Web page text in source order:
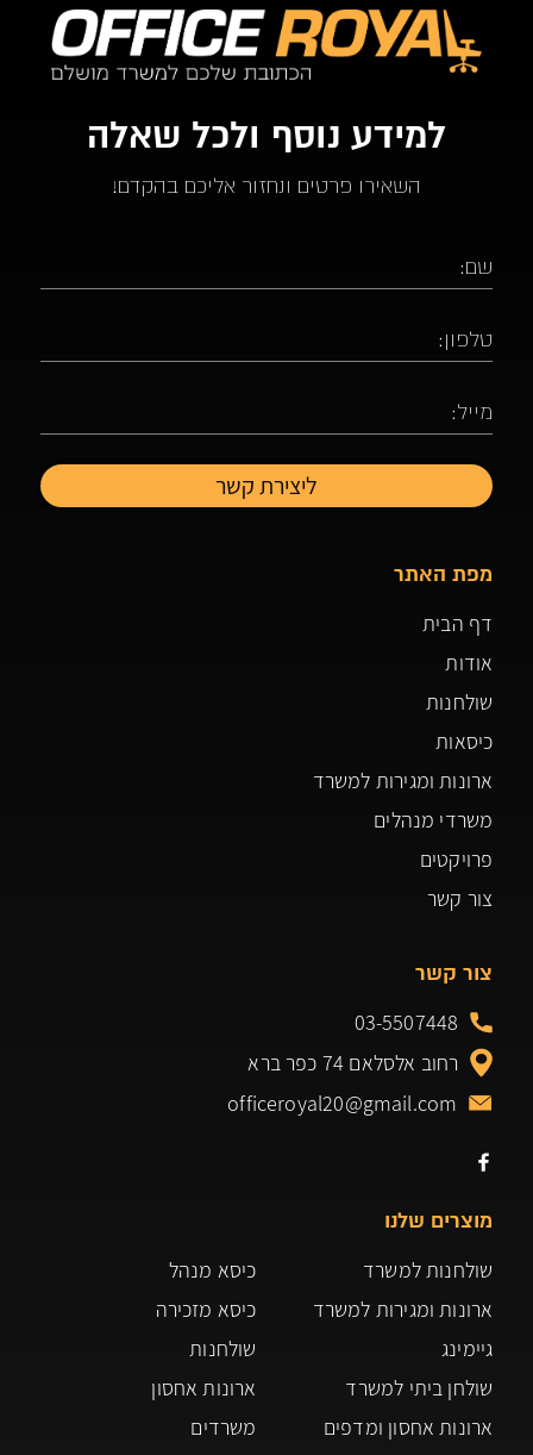
למידע נוסף ולכל שאלה
השאירו פרטים ונחזור אליכם בהקדם!
מפת האתר
דף הבית
אודות
שולחנות
כיסאות
ארונות ומגירות למשרד
משרדי מנהלים
פרויקטים
צור קשר
מוצרים שלנו
שולחנות למשרד
ארונות ומגירות למשרד
גיימינג
שולחן ביתי למשרד
ארונות אחסון ומדפים
כיסא מנהל
כיסא מזכירה
שולחנות
ארונות אחסון
משרדים
צור קשר
03-5507448
רחוב אלסלאם 74 כפר ברא
officeroyal20@gmail.com